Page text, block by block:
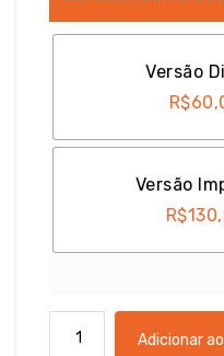
Versão
R$
Versão
R$
Concurso
Adicionar